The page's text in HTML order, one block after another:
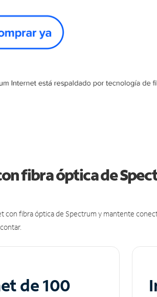
fibra óptica de
con fibra óptica de Spectrum y mantente
de 100